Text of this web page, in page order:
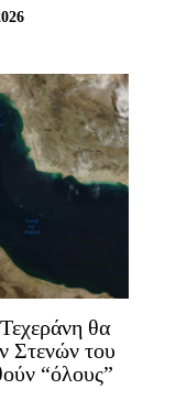
θα
Στενών του
“όλους”